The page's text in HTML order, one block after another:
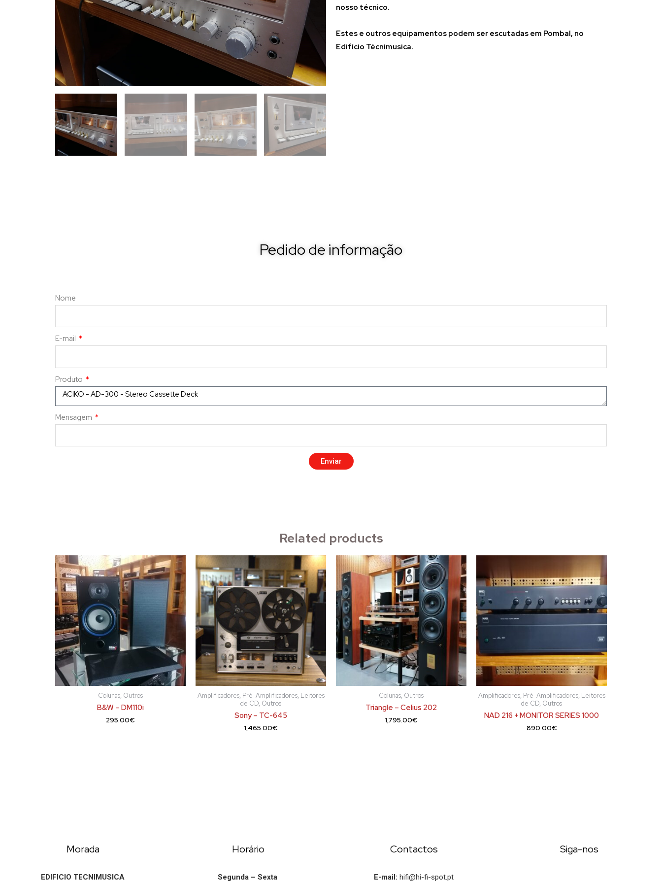
nosso técnico.
Estes e outros equipamentos podem ser escutadas em Pombal, no
Edifício Técnimusica.
Pedido de informação
Nome
E-mail
Produto
Mensagem
Enviar
Related products
Colunas, Outros
B&W – DM110i
295.00€
Amplificadores, Pré-Amplificadores, Leitores
de CD, Outros
Sony – TC-645
1,465.00€
Colunas, Outros
Triangle – Celius 202
1,795.00€
Amplificadores, Pré-Amplificadores, Leitores
de CD, Outros
NAD 216 + MONITOR SERIES 1000
890.00€
Morada
EDIFICIO TECNIMUSICA
Horário
Segunda – Sexta
Contactos
E-mail: hifi@hi-fi-spot.pt
Siga-nos